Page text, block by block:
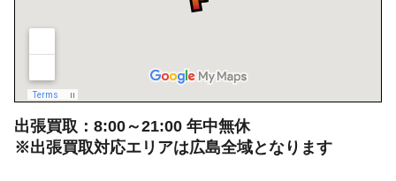
出張買取：8:00～21:00 年中無休
※出張買取対応エリアは広島全域となります